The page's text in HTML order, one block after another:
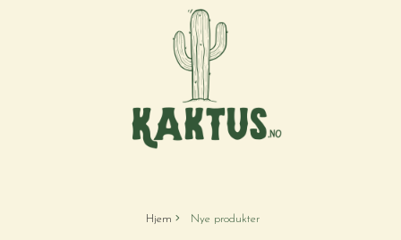
Hjem Nye produkter